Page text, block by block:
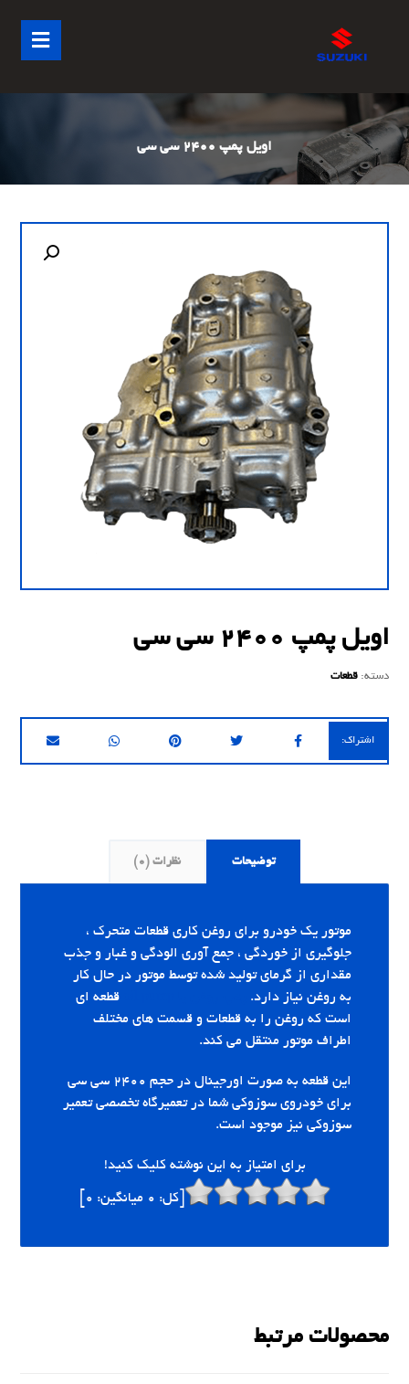
اویل پمپ 2400 سی سی
اویل پمپ 2400 سی سی
دسته:قطعات
توضیحات نظرات (0)
موتور یک خودرو برای روغن کاری قطعات متحرک ،
جلوگیری از خوردگی ، جمع آوری الودگی و غبار و جذب
مقداری از گرمای تولید شده توسط موتور در حال کار
به روغن نیاز دارد.
قطعه ای
است که روغن را به قطعات و قسمت های مختلف
اطراف موتور منتقل می کند.
این قطعه به صورت اورجینال در حجم ۲۴۰۰ سی سی
برای خودروی سوزوکی شما در تعمیرگاه تخصصی تعمیر
سوزوکی نیز موجود است.
برای امتیاز به این نوشته کلیک کنید!
[کل: 0 میانگین: 0
محصولات مرتبط